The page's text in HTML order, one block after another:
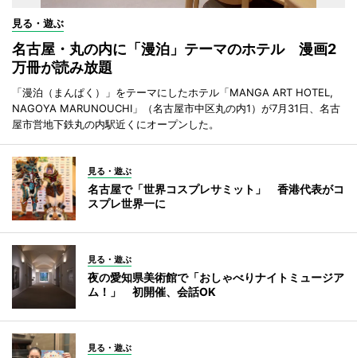
見る・遊ぶ
名古屋・丸の内に「漫泊」テーマのホテル 漫画2
万冊が読み放題
「漫泊（まんぱく）」をテーマにしたホテル「MANGA ART HOTEL,
NAGOYA MARUNOUCHI」（名古屋市中区丸の内1）が7月31日、名古
屋市営地下鉄丸の内駅近くにオープンした。
見る・遊ぶ
名古屋で「世界コスプレサミット」 香港代表がコ
スプレ世界一に
見る・遊ぶ
夜の愛知県美術館で「おしゃべりナイトミュージア
ム！」 初開催、会話OK
見る・遊ぶ